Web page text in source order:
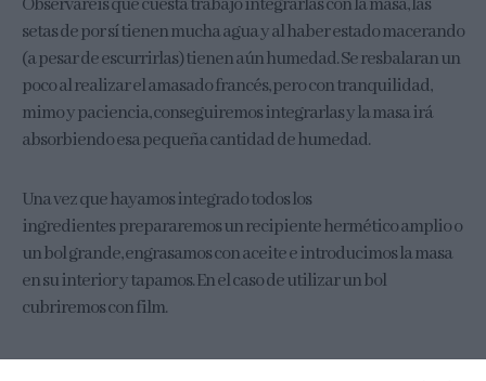
setas de por sí tienen mucha agua y al haber estado macerando
(a pesar de escurrirlas) tienen aún humedad. Se resbalaran un
poco al realizar el amasado francés, pero con tranquilidad,
mimo y paciencia, conseguiremos integrarlas y la masa irá
absorbiendo esa pequeña cantidad de humedad.
Una vez que hayamos integrado todos los
ingredientes prepararemos un recipiente hermético amplio o
un bol grande, engrasamos con aceite e introducimos la masa
en su interior y tapamos. En el caso de utilizar un bol
cubriremos con film.
Dejaremos una fermentación en bloque de6 horas* a